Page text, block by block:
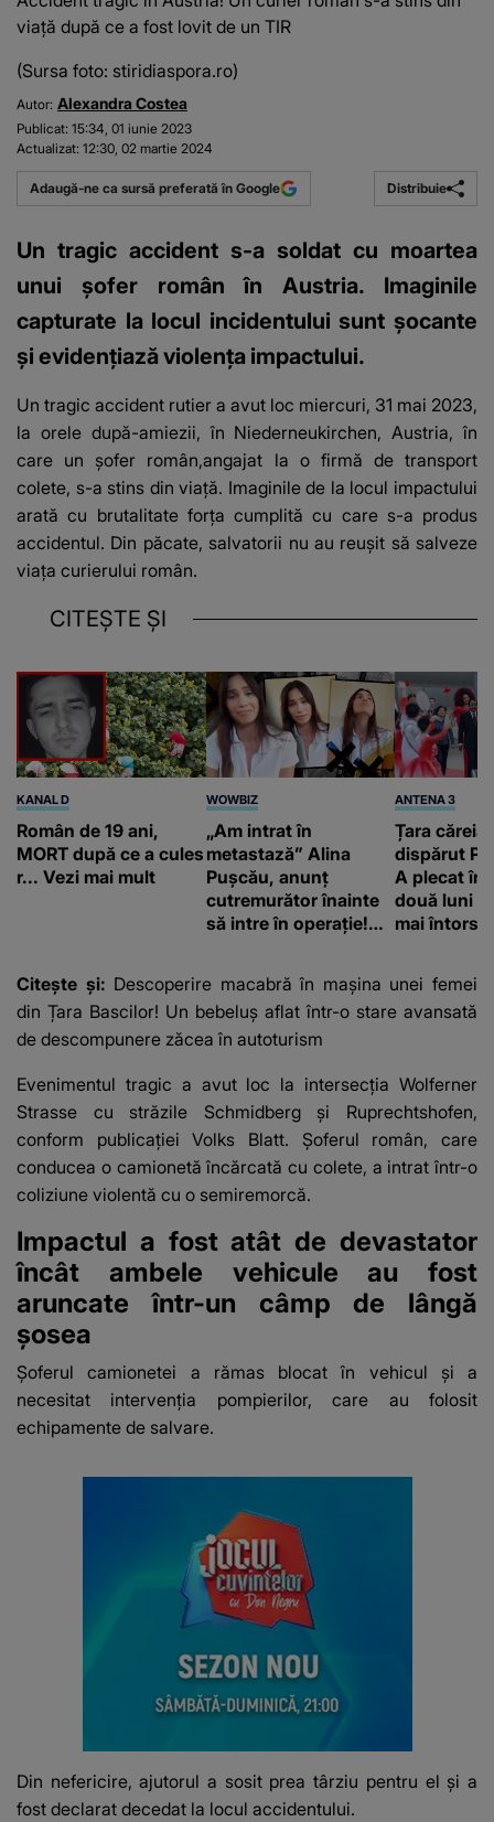
viață după ce a fost lovit de un TIR
(Sursa foto: stiridiaspora.ro)
Autor: Alexandra Costea
Publicat: 15:34, 01 iunie 2023
Actualizat: 12:30, 02 martie 2024
Adaugă-ne ca sursă preferată în Google Distribuie
Un tragic accident s-a soldat cu moartea
unui șofer român în Austria. Imaginile
capturate la locul incidentului sunt șocante
și evidențiază violența impactului.
Un tragic accident rutier a avut loc miercuri, 31 mai 2023,
la orele după-amiezii, în Niederneukirchen, Austria, în
care un șofer român,angajat la o firmă de transport
colete, s-a stins din viață. Imaginile de la locul impactului
arată cu brutalitate forța cumplită cu care s-a produs
accidentul. Din păcate, salvatorii nu au reușit să salveze
viața curierului român.
CITEȘTE ȘI
KANAL D
Român de 19 ani,
MORT după ce a cules
r... Vezi mai mult
WOWBIZ
„Am intrat în
metastază” Alina
Pușcău, anunț
cutremurător înainte
să intre în operație!
fanilor
ANTENA 3
Țara căreia
dispărut
A plecat în
două luni
mai întors
Citește și: Descoperire macabră în mașina unei femei
din Țara Bascilor! Un bebeluș aflat într-o stare avansată
de descompunere zăcea în autoturism
Evenimentul tragic a avut loc la intersecția Wolferner
Strasse cu străzile Schmidberg și Ruprechtshofen,
conform publicației Volks Blatt. Șoferul român, care
conducea o camionetă încărcată cu colete, a intrat într-o
coliziune violentă cu o semiremorcă.
Impactul a fost atât de devastator
încât ambele vehicule au fost
aruncate într-un câmp de lângă
șosea
Șoferul camionetei a rămas blocat în vehicul și a
necesitat intervenția pompierilor, care au folosit
echipamente de salvare.
Din nefericire, ajutorul a sosit prea târziu pentru el și a
fost declarat decedat la locul accidentului.